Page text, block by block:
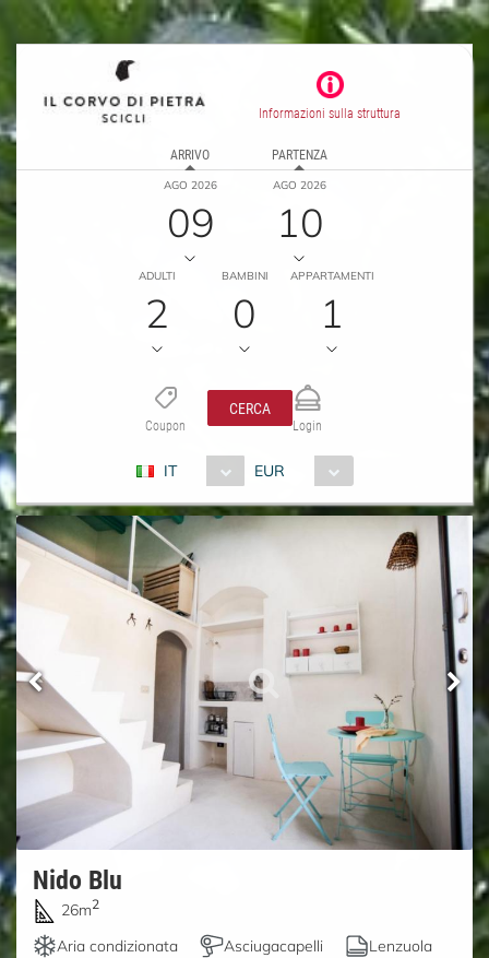
Informazioni sulla struttura
ARRIVO
AGO 2026
09
PARTENZA
AGO 2026
10
ADULTI
2
BAMBINI
0
APPARTAMENTI
1
Coupon
CERCA
Login
IT EUR
Nido Blu
26m2
Aria condizionata Asciugacapelli
Lenzuola